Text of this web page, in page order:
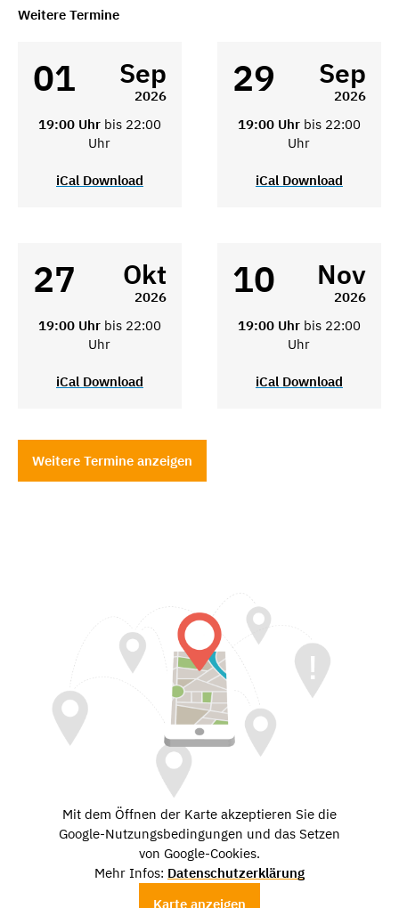
Weitere Termine
01 Sep
2026
19:00 Uhr bis 22:00
Uhr
iCal Download
29 Sep
2026
19:00 Uhr bis 22:00
Uhr
iCal Download
27 Okt
2026
19:00 Uhr bis 22:00
Uhr
iCal Download
10 Nov
2026
19:00 Uhr bis 22:00
Uhr
iCal Download
Weitere Termine anzeigen
Mit dem Öffnen der Karte akzeptieren Sie die
Google-Nutzungsbedingungen und das Setzen
von Google-Cookies.
Mehr Infos: Datenschutzerklärung
Karte anzeigen